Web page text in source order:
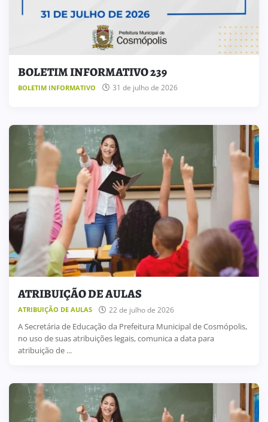
BOLETIM INFORMATIVO 239
BOLETIM INFORMATIVO 31 de julho de 2026
ATRIBUIÇÃO DE AULAS
ATRIBUIÇÃO DE AULAS 22 de julho de 2026
A Secretária de Educação da Prefeitura Municipal de Cosmópolis,
no uso de suas atribuições legais, comunica a data para
atribuição de ...